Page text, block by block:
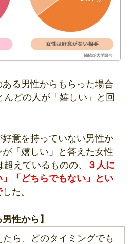
る男性からもらった場合
んどの人が「嬉しい」と回
意を持っていない男性か
「嬉しい」と答えた女性
えているものの、
３人に
」「どちらでもない」とい
した。
性から】
ら、どのタイミングでも